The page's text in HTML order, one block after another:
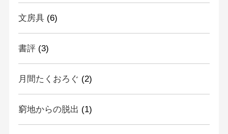
文房具(6)
書評(3)
月間たくおろぐ (2)
窮地からの脱出 (1)